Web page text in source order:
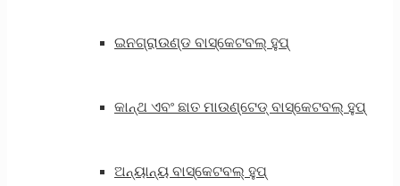
ଇନଗ୍ରାଉଣ୍ଡ ବାସ୍କେଟବଲ୍ ହୁପ୍
କାନ୍ଥ ଏବଂ ଛାତ ମାଉଣ୍ଟେଡ୍ ବାସ୍କେଟବଲ୍ ହୁପ୍
ଅନ୍ୟାନ୍ୟ ବାସ୍କେଟବଲ୍ ହୁପ୍